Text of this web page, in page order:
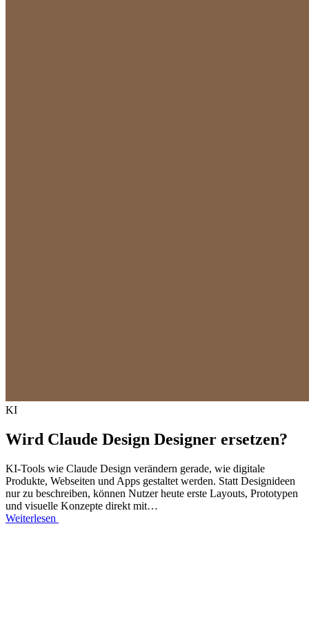
KI
Wird Claude Design Designer ersetzen?
KI-Tools wie Claude Design verändern gerade, wie digitale
Produkte, Webseiten und Apps gestaltet werden. Statt Designideen
nur zu beschreiben, können Nutzer heute erste Layouts, Prototypen
und visuelle Konzepte direkt mit…
Weiterlesen